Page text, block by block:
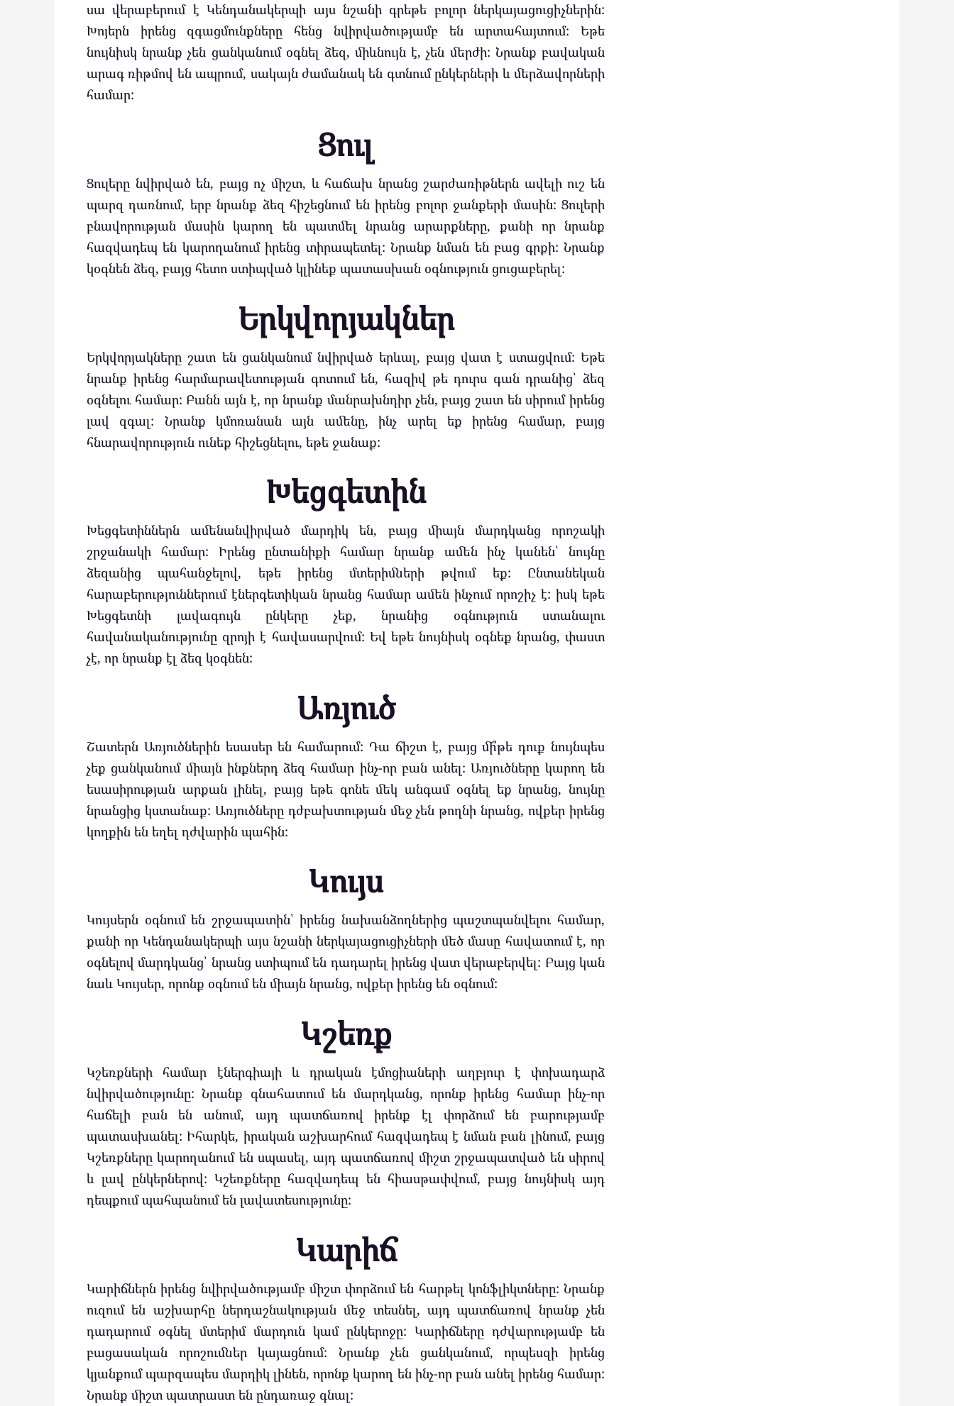
սա վերաբերում է Կենդանակերպի այս նշանի գրեթե բոլոր ներկայացուցիչներին:
Խոյերն իրենց զգացմունքները հենց նվիրվածությամբ են արտահայտում: Եթե
նույնիսկ նրանք չեն ցանկանում օգնել ձեզ, միևնույն է, չեն մերժի: Նրանք բավական
արագ ռիթմով են ապրում, սակայն ժամանակ են գտնում ընկերների և մերձավորների
համար:
Ցուլ
Ցուլերը նվիրված են, բայց ոչ միշտ, և հաճախ նրանց շարժառիթներն ավելի ուշ են
պարզ դառնում, երբ նրանք ձեզ հիշեցնում են իրենց բոլոր ջանքերի մասին: Ցուլերի
բնավորության մասին կարող են պատմել նրանց արարքները, քանի որ նրանք
հազվադեպ են կարողանում իրենց տիրապետել: Նրանք նման են բաց գրքի: Նրանք
կօգնեն ձեզ, բայց հետո ստիպված կլինեք պատասխան օգնություն ցուցաբերել:
Երկվորյակներ
Երկվորյակները շատ են ցանկանում նվիրված երևալ, բայց վատ է ստացվում: Եթե
նրանք իրենց հարմարավետության գոտում են, հազիվ թե դուրս գան դրանից՝ ձեզ
օգնելու համար: Բանն այն է, որ նրանք մանրախնդիր չեն, բայց շատ են սիրում իրենց
լավ զգալ: Նրանք կմոռանան այն ամենը, ինչ արել եք իրենց համար, բայց
հնարավորություն ունեք հիշեցնելու, եթե ջանաք:
Խեցգետին
Խեցգետիններն ամենանվիրված մարդիկ են, բայց միայն մարդկանց որոշակի
շրջանակի համար: Իրենց ընտանիքի համար նրանք ամեն ինչ կանեն՝ նույնը
ձեզանից պահանջելով, եթե իրենց մտերիմների թվում եք: Ընտանեկան
հարաբերություններում էներգետիկան նրանց համար ամեն ինչում որոշիչ է: իսկ եթե
Խեցգետնի լավագույն ընկերը չեք, նրանից օգնություն ստանալու
հավանականությունը զրոյի է հավասարվում: Եվ եթե նույնիսկ օգնեք նրանց, փաստ
չէ, որ նրանք էլ ձեզ կօգնեն:
Առյուծ
Շատերն Առյուծներին եսասեր են համարում: Դա ճիշտ է, բայց մի՞թե դուք նույնպես
չեք ցանկանում միայն ինքներդ ձեզ համար ինչ-որ բան անել: Առյուծները կարող են
եսասիրության արքան լինել, բայց եթե գոնե մեկ անգամ օգնել եք նրանց, նույնը
նրանցից կստանաք: Առյուծները դժբախտության մեջ չեն թողնի նրանց, ովքեր իրենց
կողքին են եղել դժվարին պահին:
Կույս
Կույսերն օգնում են շրջապատին՝ իրենց նախանձողներից պաշտպանվելու համար,
քանի որ Կենդանակերպի այս նշանի ներկայացուցիչների մեծ մասը հավատում է, որ
օգնելով մարդկանց՝ նրանց ստիպում են դադարել իրենց վատ վերաբերվել: Բայց կան
նաև Կույսեր, որոնք օգնում են միայն նրանց, ովքեր իրենց են օգնում:
Կշեռք
Կշեռքների համար էներգիայի և դրական էմոցիաների աղբյուր է փոխադարձ
նվիրվածությունը: Նրանք գնահատում են մարդկանց, որոնք իրենց համար ինչ-որ
հաճելի բան են անում, այդ պատճառով իրենք էլ փորձում են բարությամբ
պատասխանել: Իհարկե, իրական աշխարհում հազվադեպ է նման բան լինում, բայց
Կշեռքները կարողանում են սպասել, այդ պատճառով միշտ շրջապատված են սիրով
և լավ ընկերներով: Կշեռքները հազվադեպ են հիասթափվում, բայց նույնիսկ այդ
դեպքում պահպանում են լավատեսությունը:
Կարիճ
Կարիճներն իրենց նվիրվածությամբ միշտ փորձում են հարթել կոնֆլիկտները: Նրանք
ուզում են աշխարհը ներդաշնակության մեջ տեսնել, այդ պատճառով նրանք չեն
դադարում օգնել մտերիմ մարդուն կամ ընկերոջը: Կարիճները դժվարությամբ են
բացասական որոշումներ կայացնում: Նրանք չեն ցանկանում, որպեսզի իրենց
կյանքում պարզապես մարդիկ լինեն, որոնք կարող են ինչ-որ բան անել իրենց համար:
Նրանք միշտ պատրաստ են ընդառաջ գնալ: